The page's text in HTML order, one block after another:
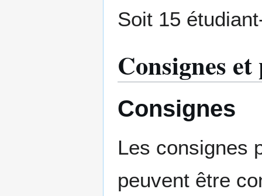
Soit 15
Consignes
Consignes
Les consignes
peuvent être